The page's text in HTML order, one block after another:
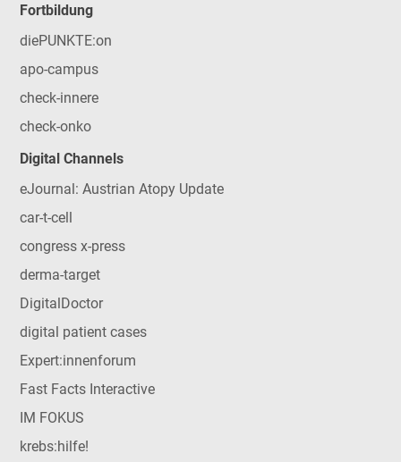
Fortbildung
diePUNKTE:on
apo-campus
check-innere
check-onko
Digital Channels
eJournal: Austrian Atopy Update
car-t-cell
congress x-press
derma-target
DigitalDoctor
digital patient cases
Expert:innenforum
Fast Facts Interactive
IM FOKUS
krebs:hilfe!